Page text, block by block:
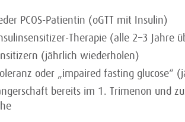
PCOS-Patientin (oGTT mit Insulin)
Therapie (alle 2–3 Jahre
(jährlich wiederholen)
oder „impaired fasting glucose“
bereits im 1. Trimenon und